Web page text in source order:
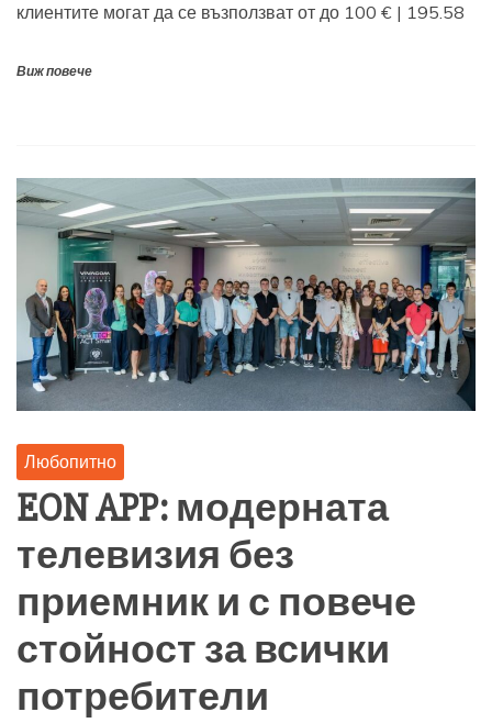
клиентите могат да се възползват от до 100 € | 195.58
Виж повече
Любопитно
EON APP: модерната
телевизия без
приемник и с повече
стойност за всички
потребители